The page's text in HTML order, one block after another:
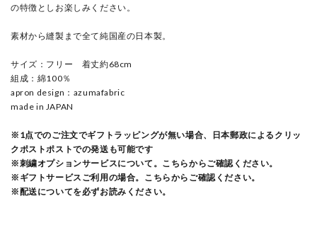
の特徴としお楽しみください。
素材から縫製まで全て純国産の日本製。
サイズ：フリー 着丈約68cm
組成：綿100％
apron design：azumafabric
made in JAPAN
※1点でのご注文でギフトラッピングが無い場合、日本郵政によるクリッ
クポストポストでの発送も可能です
※刺繍オプションサービスについて。こちらからご確認ください。
※ギフトサービスご利用の場合。こちらからご確認ください。
※配送についてを必ずお読みください。